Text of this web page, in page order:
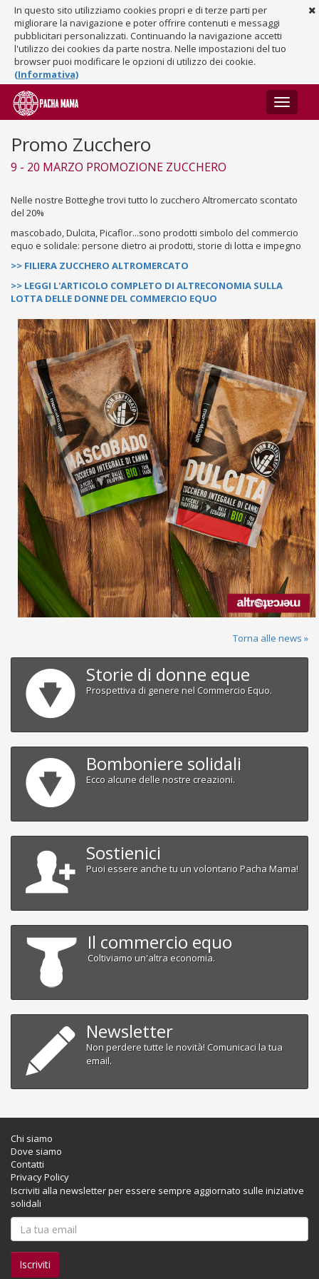
In questo sito utilizziamo cookies propri e di terze parti per
migliorare la navigazione e poter offrire contenuti e messaggi
pubblicitari personalizzati. Continuando la navigazione accetti
l'utilizzo dei cookies da parte nostra. Nelle impostazioni del tuo
browser puoi modificare le opzioni di utilizzo dei cookie.
(Informativa)
Toggle
Promo Zucchero
9 - 20 MARZO PROMOZIONE ZUCCHERO
Nelle nostre Botteghe trovi tutto lo zucchero Altromercato scontato
del 20%
mascobado, Dulcita, Picaflor...sono prodotti simbolo del commercio
equo e solidale: persone dietro ai prodotti, storie di lotta e impegno
>> FILIERA ZUCCHERO ALTROMERCATO
>> LEGGI L'ARTICOLO COMPLETO DI ALTRECONOMIA SULLA
LOTTA DELLE DONNE DEL COMMERCIO EQUO
Torna alle news »
Storie di donne eque
Prospettiva di genere nel Commercio Equo.
Bomboniere solidali
Ecco alcune delle nostre creazioni.
Sostienici
Puoi essere anche tu un volontario Pacha Mama!
Il commercio equo
Coltiviamo un'altra economia.
Newsletter
Non perdere tutte le novità! Comunicaci la tua
email.
Chi siamo
Dove siamo
Contatti
Privacy Policy
Iscriviti alla newsletter per essere sempre aggiornato sulle iniziative
solidali
Iscriviti